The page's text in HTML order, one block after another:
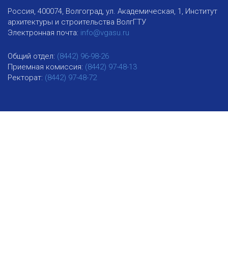
Россия, 400074, Волгоград, ул. Академическая, 1, Институт
архитектуры и строительства ВолгГТУ
Электронная почта: info@vgasu.ru
Общий отдел: (8442) 96-98-26
Приемная комиссия: (8442) 97-48-13
Ректорат: (8442) 97-48-72